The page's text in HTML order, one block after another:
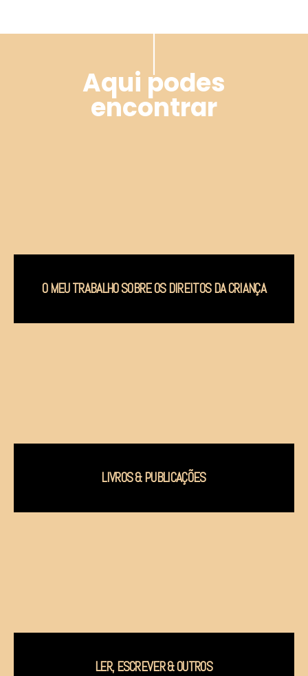
Aqui podes
encontrar
O MEU TRABALHO SOBRE OS DIREITOS DA CRIANÇA
LIVROS & PUBLICAÇÕES
LER, ESCREVER & OUTROS